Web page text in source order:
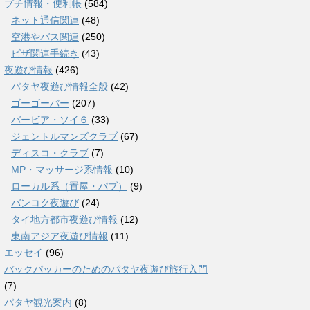
プチ情報・便利帳 (584)
ネット通信関連 (48)
空港やバス関連 (250)
ビザ関連手続き (43)
夜遊び情報 (426)
パタヤ夜遊び情報全般 (42)
ゴーゴーバー (207)
バービア・ソイ６ (33)
ジェントルマンズクラブ (67)
ディスコ・クラブ (7)
MP・マッサージ系情報 (10)
ローカル系（置屋・パブ）
(9)
バンコク夜遊び (24)
タイ地方都市夜遊び情報 (12)
東南アジア夜遊び情報 (11)
エッセイ (96)
バックパッカーのためのパタヤ夜遊び旅行入門
(7)
パタヤ観光案内 (8)